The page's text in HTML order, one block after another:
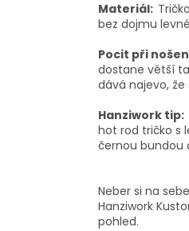
Materiál:
bez dojmu
Pocit při
dostane větší
dává najevo, že
Hanziwork tip:
hot rod tričko s
černou bundou
Neber si na
Hanziwork
pohled.